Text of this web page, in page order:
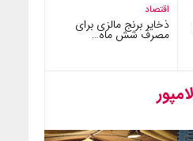
اقتصاد
ذخایر برنج مالزی برای
مصرف شش ماه…